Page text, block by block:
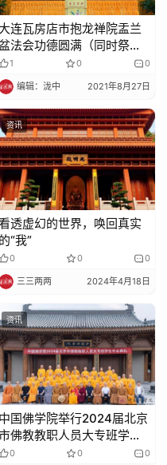
大连瓦房店市抱龙禅院盂兰
法会功德圆满（同时祭奠
烈）
1 0 0
编辑：泷中 2021年8月27日
资讯
透虚幻的世界，唤回真实
的“我”
0 0 0
三三两两 2024年4月18日
资讯
中国佛学院举行2024届北京
佛教教职人员大专班学生
业典礼
0 0 0